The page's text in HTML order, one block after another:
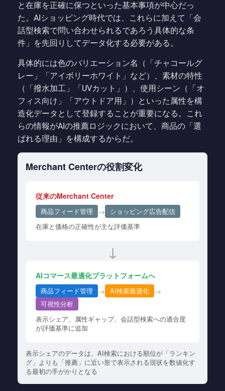
と在庫を正確に保つといった基本事項が中心だっ
た。AIショッピング時代では、これらに加えて「会
話型検索で問い合わせられるであろう具体的な条
件」を先回りしてデータ化する必要がある。
具体的には色のバリエーション名（「チャコールグ
レー」「アイボリーホワイト」など）、素材の特性
（「撥水加工」「UVカット」）、使用シーン（「オ
フィス向け」「アウトドア用」）といった属性を構
造化データとして登録することが重要になる。これ
らの情報がAIの推薦ロジックにおいて、商品の「選
ばれる理由」を構成するからだ。
Merchant Centerの役割変化
従来のMerchant Center
商品フィード管理 →
ショッピング広告配信
在庫と価格の正確性が主な評価基準
↓
AIコマース最適化プラットフォームへ
商品フィード管理 → AI検索最適化 →
可視性分析
表示シェア、属性ギャップ、会話型検索への適合度
が評価基準に追加
表示シェアのデータは、AI検索における順位が「ランキン
グ」よりも「推薦」に近い形で表示される現状を数値化す
る最初の手がかりとなる